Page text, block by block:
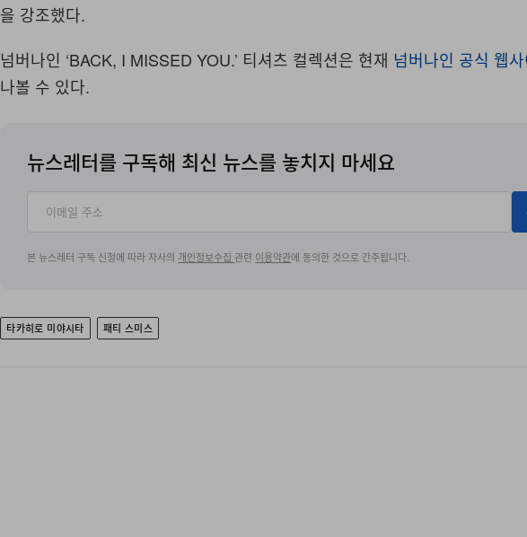
을 강조했다.
넘버나인 ‘BACK, I MISSED YOU.’ 티셔츠 컬렉션은 현재 넘버나인 공식 웹
나볼 수 있다.
뉴스레터를 구독해 최신 뉴스를 놓치지 마세요
본 뉴스레터 구독 신청에 따라 자사의 개인정보수집관련 이용약관에 동의한 것으로 간주됩니다.
타카히로 미야시타 패티 스미스